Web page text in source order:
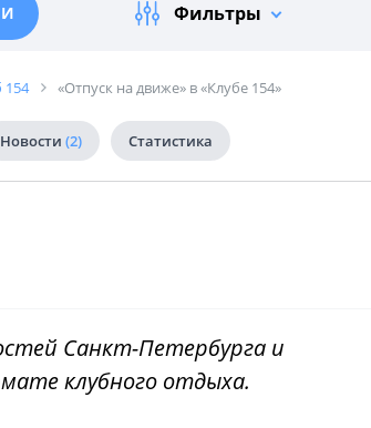
Фильтры
154 «Отпуск на движе» в «Клубе 154»
Новости (2) Статистика
Санкт-Петербурга и
клубного отдыха.